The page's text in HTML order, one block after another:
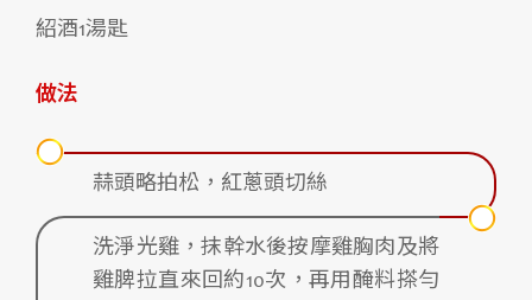
紹酒1湯匙
做法
蒜頭略拍松，紅蔥頭切絲
洗淨光雞，抹幹水後按摩雞胸肉及將
雞脾拉直來回約10次，再用醃料搽勻